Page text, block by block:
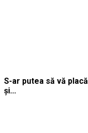
S-ar putea să vă placă
și...